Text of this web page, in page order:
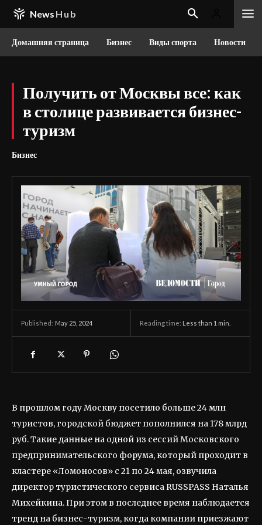
News Hub
Домашняя страница Бизнес Виды спорта Новости
Получить от Москвы все: как
в столице развивается бизнес-
туризм
Бизнес
Published: May 25, 2024 Reading time: Less than 1 min.
В прошлом году Москву посетило больше 24 млн
туристов, городской бюджет пополнился на 178 млрд
руб. Такие данные на одной из сессий Московского
предпринимательского форума, который проходит в
кластере «Ломоносов» с 21 по 24 мая, озвучила
директор туристического сервиса RUSSPASS Наталья
Михейкина. При этом в последнее время наблюдается
тренд на бизнес-туризм, когда компании приезжают